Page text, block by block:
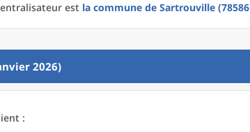
est la commune de Sartrouville
2026)
: